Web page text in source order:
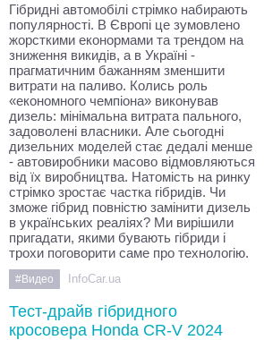
Гібридні автомобілі стрімко набирають
популярності. В Європі це зумовлено
жорсткими еконормами та трендом на
зниження викидів, а в Україні -
прагматичним бажанням зменшити
витрати на паливо. Колись роль
«економного чемпіона» виконував
дизель: мінімальна витрата пального,
задоволені власники. Але сьогодні
дизельних моделей стає дедалі менше
- автовиробники масово відмовляються
від їх виробництва. Натомість на ринку
стрімко зростає частка гібридів. Чи
зможе гібрид повністю замінити дизель
в українських реаліях? Ми вирішили
пригадати, якими бувають гібриди і
трохи поговорити саме про технологію.
#Видео InfoCar.ua
Тест-драйв гібридного
кросовера Honda CR-V 2024